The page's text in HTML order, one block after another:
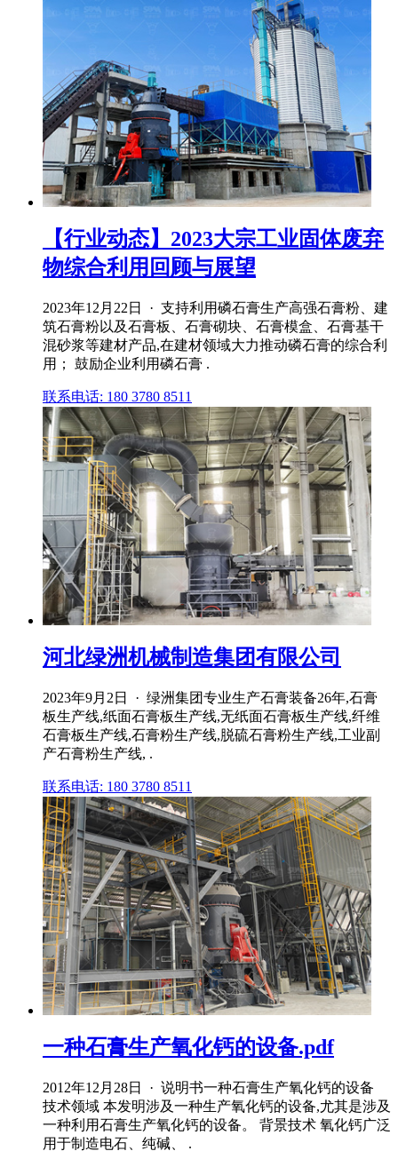
【行业动态】2023大宗工业固体废弃
物综合利用回顾与展望
2023年12月22日 · 支持利用磷石膏生产高强石膏粉、建
筑石膏粉以及石膏板、石膏砌块、石膏模盒、石膏基干
混砂浆等建材产品,在建材领域大力推动磷石膏的综合利
用； 鼓励企业利用磷石膏 .
联系电话: 180 3780 8511
河北绿洲机械制造集团有限公司
2023年9月2日 · 绿洲集团专业生产石膏装备26年,石膏
板生产线,纸面石膏板生产线,无纸面石膏板生产线,纤维
石膏板生产线,石膏粉生产线,脱硫石膏粉生产线,工业副
产石膏粉生产线, .
联系电话: 180 3780 8511
一种石膏生产氧化钙的设备.pdf
2012年12月28日 · 说明书一种石膏生产氧化钙的设备
技术领域 本发明涉及一种生产氧化钙的设备,尤其是涉及
一种利用石膏生产氧化钙的设备。 背景技术 氧化钙广泛
用于制造电石、纯碱、 .